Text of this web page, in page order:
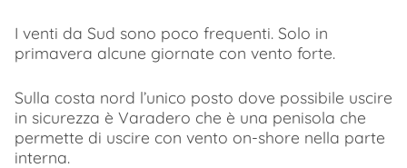
I venti da Sud sono poco frequenti. Solo in
primavera alcune giornate con vento forte.
Sulla costa nord l’unico posto dove possibile uscire
in sicurezza è Varadero che è una penisola che
permette di uscire con vento on-shore nella parte
interna.